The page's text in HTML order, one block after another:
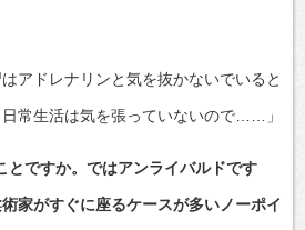
アドレナリンと気を抜かないでいると
常生活は気を張っていないので……」
ですか。ではアンライバルドです
家がすぐに座るケースが多いノーポイ